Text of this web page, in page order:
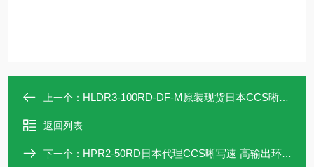
上一个： HLDR3-100RD-DF-M原装现货日本CCS晰写速 集光照射灯
返回列表
下一个： HPR2-50RD日本代理CCS晰写速 高输出环形光源